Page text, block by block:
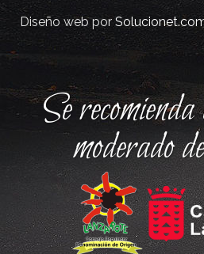
Diseño web por
Se
moderado